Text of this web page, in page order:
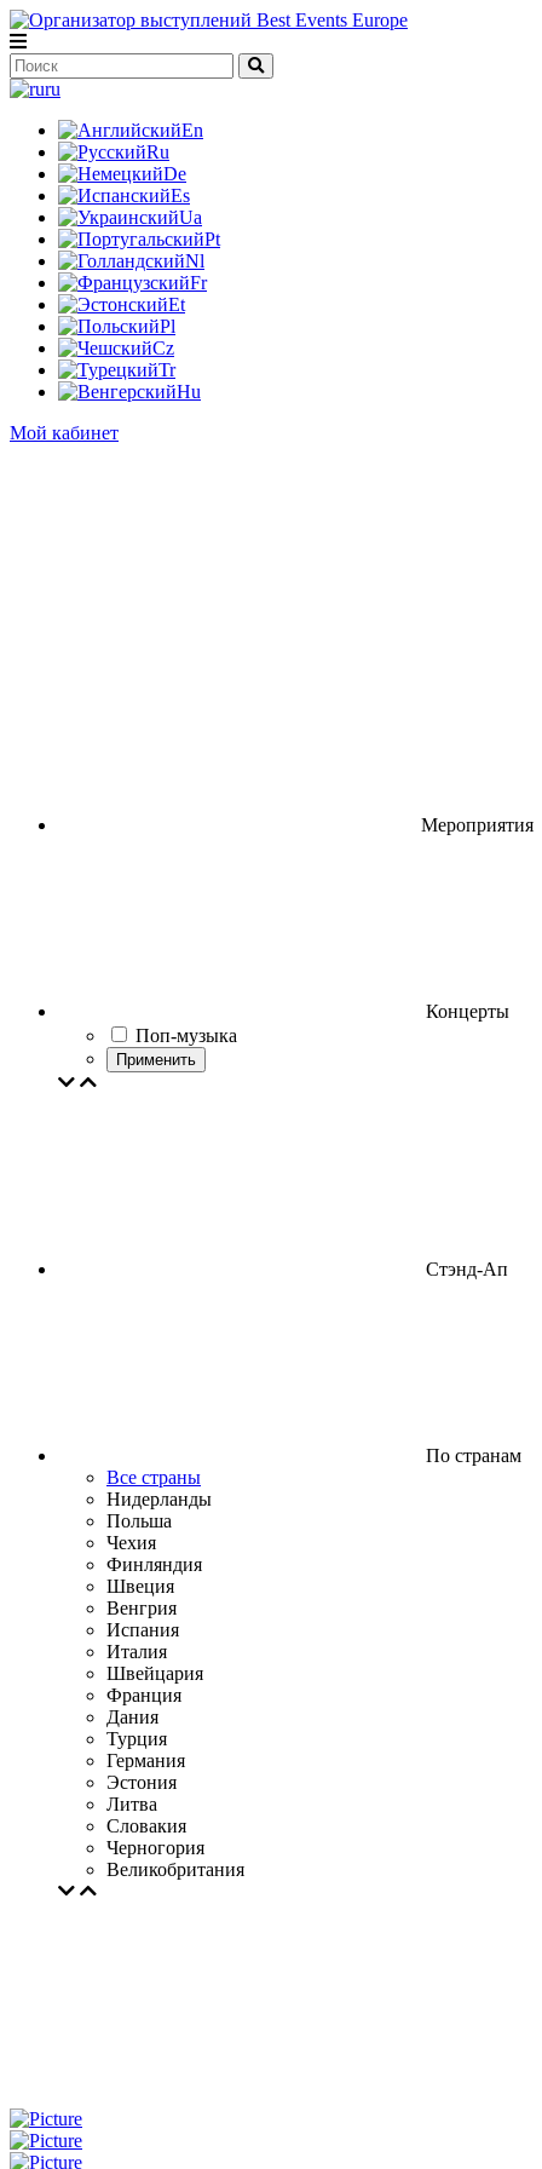
ru
En
Ru
De
Es
Ua
Pt
Nl
Fr
Et
Pl
Cz
Tr
Hu
Мой кабинет
Мероприятия
Концерты
Поп-музыка
Применить
Стэнд-Ап
По странам
Все страны
Нидерланды
Польша
Чехия
Финляндия
Швеция
Венгрия
Испания
Италия
Швейцария
Франция
Дания
Турция
Германия
Эстония
Литва
Словакия
Черногория
Великобритания